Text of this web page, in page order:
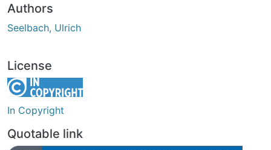
Authors
Seelbach, Ulrich
License
In Copyright
Quotable link